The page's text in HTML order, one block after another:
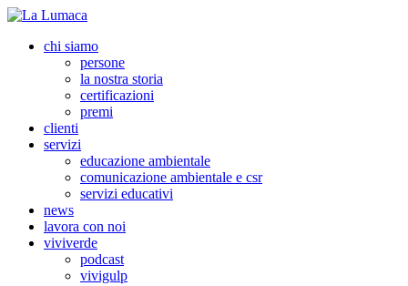
chi siamo
persone
la nostra storia
certificazioni
premi
clienti
servizi
educazione ambientale
comunicazione ambientale e csr
servizi educativi
news
lavora con noi
viviverde
podcast
vivigulp